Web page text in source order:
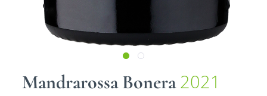
Mandrarossa Bonera2021